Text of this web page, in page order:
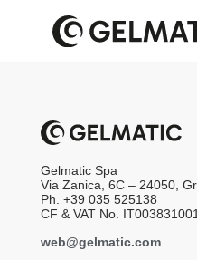
Gelmatic Spa
Via Zanica, 6C – 24050,
Ph. +39 035 525138
CF & VAT No.
web@gelmatic.com